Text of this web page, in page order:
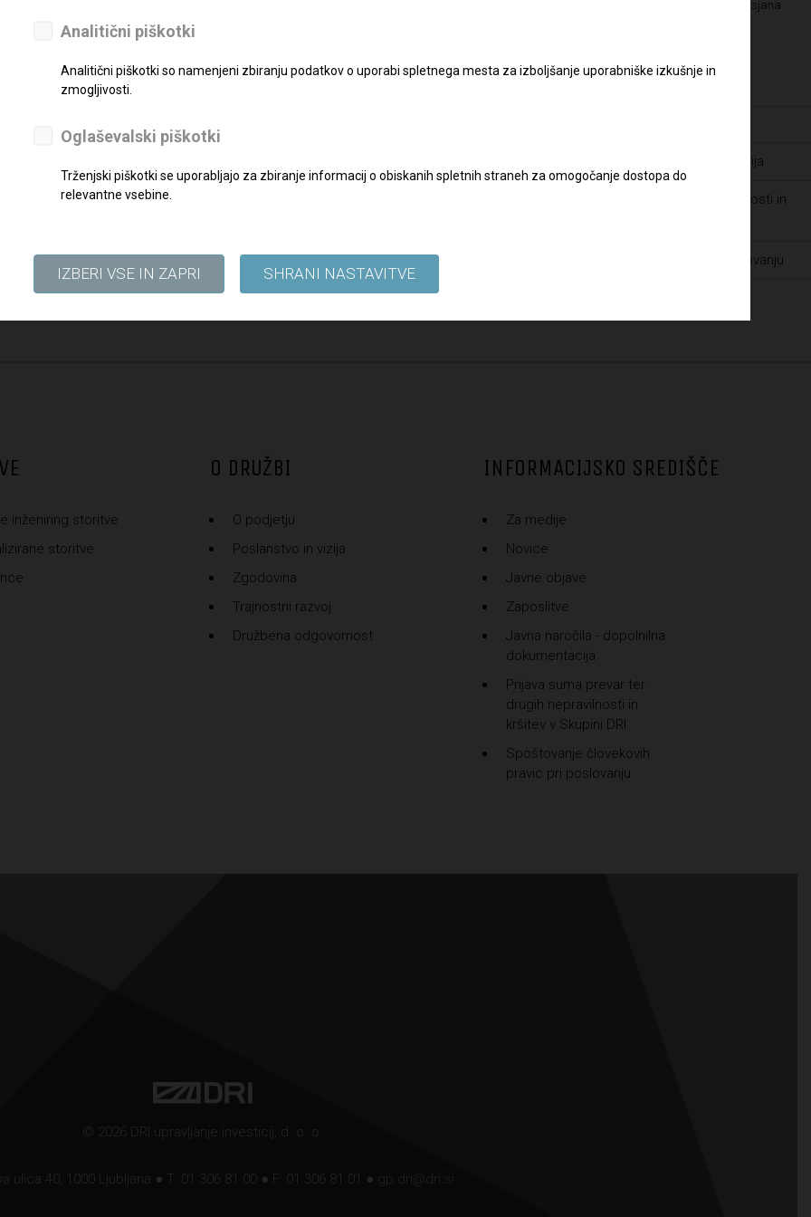
dokazili pošljite najkasneje do
Kultura pravičnosti – Letališče Edvarda Rusjana
Javna naročila - dopolnilna dokumentacija
Prijava suma prevar ter drugih nepravilnosti in
Spoštovanje človekovih pravic pri poslovanju
inženiring storitve
storitve
O DRUŽBI
O podjetju
Poslanstvo in vizija
Zgodovina
Trajnostni razvoj
Družbena odgovornost
INFORMACIJSKO SREDIŠČE
Za medije
Novice
Javne objave
Zaposlitve
Javna naročila - dopolnilna
dokumentacija
Prijava suma prevar ter
drugih nepravilnosti in
kršitev v Skupini DRI
Spoštovanje človekovih
pravic pri poslovanju
© 2026 DRI upravljanje investicij, d. o. o.
ulica 40, 1000 Ljubljana ● T: 01 306 81 00 ● F: 01 306 81 01 ●
Analitični piškotki
Analitični piškotki so namenjeni zbiranju podatkov o uporabi spletnega mesta za izboljšanje uporabniške izkušnje in
zmogljivosti.
Oglaševalski piškotki
Trženjski piškotki se uporabljajo za zbiranje informacij o obiskanih spletnih straneh za omogočanje dostopa do
relevantne vsebine.
IZBERI VSE IN ZAPRI SHRANI NASTAVITVE